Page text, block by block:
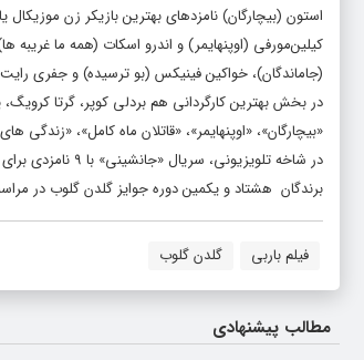
استون (بیچارگان) نامزدهای بهترین بازیکر زن موزیکال
کیلین‌مورفی (اوپنهایمر) و اندرو اسکات (همه ما غریبه
(جاماندگان)، خواکین فینیکس (بو ترسیده) و جفری
در بخش بهترین کارگردانی هم بردلی کوپر، گرتا
«بیچارگان»، «اوپنهایمر»، «قاتلان ماه کامل»،
در شاخه تلویزیونی، سریال «جانشینی» با ۹ نامزدی برای فصل آخرش پیشتاز است، در حالی که «خرس» و «قتل فقط در ساختمان» هر دو پنج نامزدی کسب کردند.
برندگان هشتاد و یکمین دوره جوایز گلدن گلوب در مراسمی در ۷ ژانویه(۱۷ دی) در لس آنجلس
فیلم باربی گلدن گلوب
مطالب پیشنهادی